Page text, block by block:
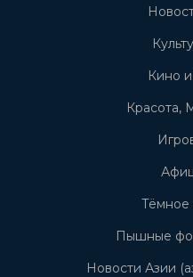
Кино
Красота,
Тёмное
Пышные
Новости Азии